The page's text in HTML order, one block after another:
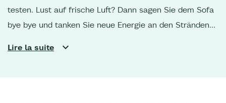
testen. Lust auf frische Luft? Dann sagen Sie dem Sofa
bye bye und tanken Sie neue Energie an den Stränden
Ausritt am See von
Lire la suite